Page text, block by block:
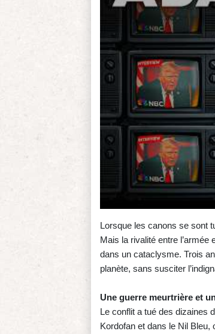
Lorsque les canons se sont
Mais la rivalité entre
dans un cataclysme. Trois
planète, sans susciter
Une guerre meurtrière et
Le conflit a tué des dizaines
Kordofan et dans le Nil